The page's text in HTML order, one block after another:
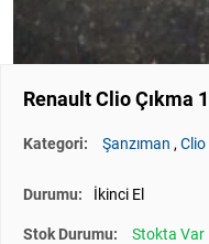
Renault Clio Çıkma
Kategori: Şanzıman , Clio
Durumu: İkinci El
Stok Durumu: Stokta Var